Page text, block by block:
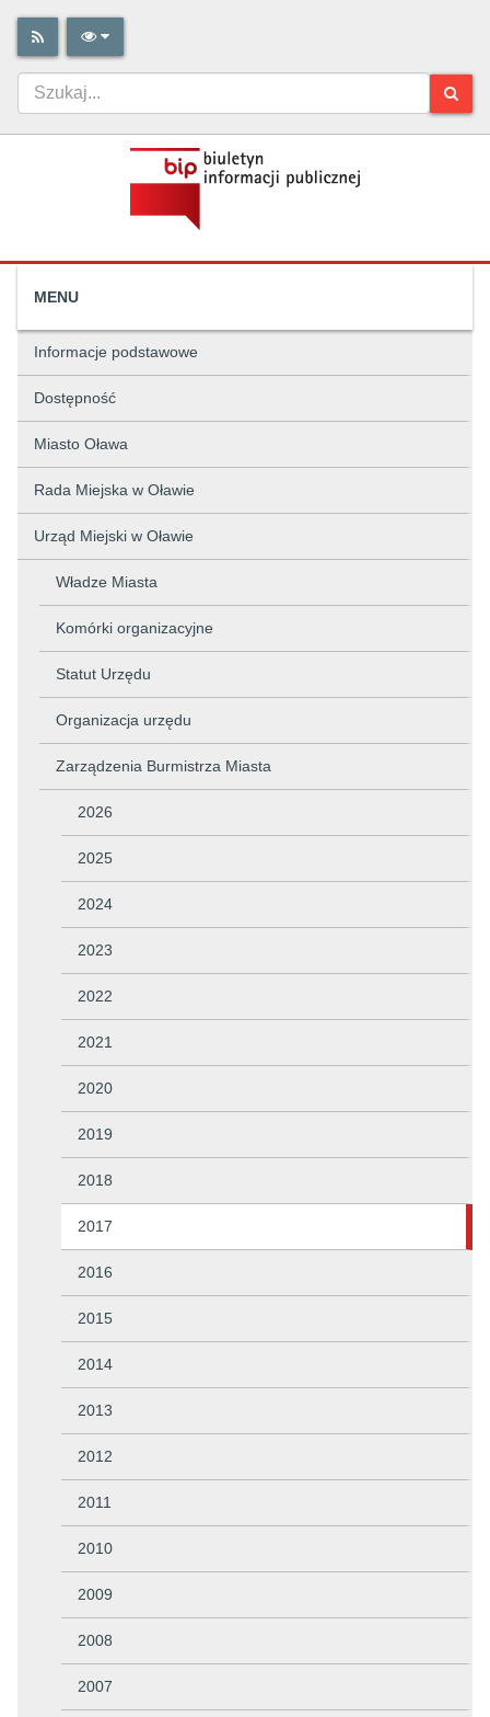
MENU
Informacje podstawowe
Dostępność
Miasto Oława
Rada Miejska w Oławie
Urząd Miejski w Oławie
Władze Miasta
Komórki organizacyjne
Statut Urzędu
Organizacja urzędu
Zarządzenia Burmistrza Miasta
2026
2025
2024
2023
2022
2021
2020
2019
2018
2017
2016
2015
2014
2013
2012
2011
2010
2009
2008
2007